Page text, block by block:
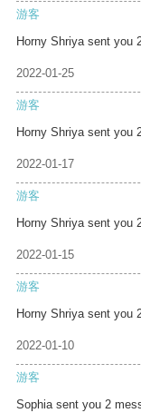
游客
Horny Shriya sent you
2022-01-25
游客
Horny Shriya sent you
2022-01-17
游客
Horny Shriya sent you
2022-01-15
游客
Horny Shriya sent you
2022-01-10
游客
Sophia sent you 2